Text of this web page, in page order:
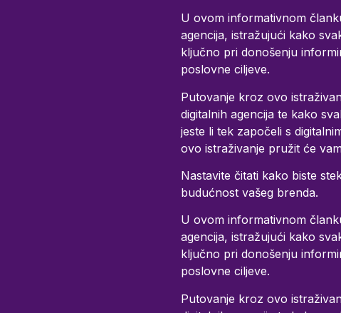
U ovom informativnom
agencija, istražujući kako
ključno pri donošenju
poslovne ciljeve.
Putovanje kroz ovo
digitalnih agencija te kako
jeste li tek započeli s
ovo istraživanje pružit će
Nastavite čitati kako biste
budućnost vašeg brenda.
U ovom informativnom
agencija, istražujući kako
ključno pri donošenju
poslovne ciljeve.
Putovanje kroz ovo